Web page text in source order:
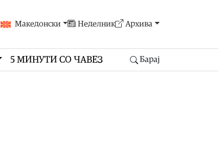
Македонски Неделник Архива
5 МИНУТИ СО ЧАВЕЗ Барај